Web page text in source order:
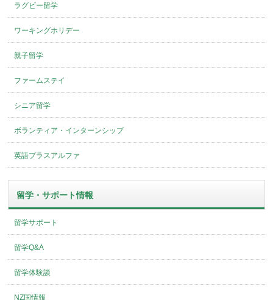
ラグビー留学
ワーキングホリデー
親子留学
ファームステイ
シニア留学
ボランティア・インターンシップ
英語プラスアルファ
留学・サポート情報
留学サポート
留学Q&A
留学体験談
NZ国情報